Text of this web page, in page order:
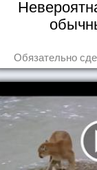
Обязательно